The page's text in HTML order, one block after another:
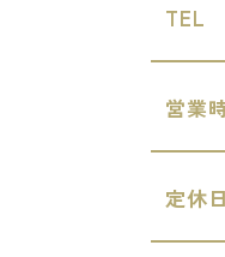
TEL
営業
定休日